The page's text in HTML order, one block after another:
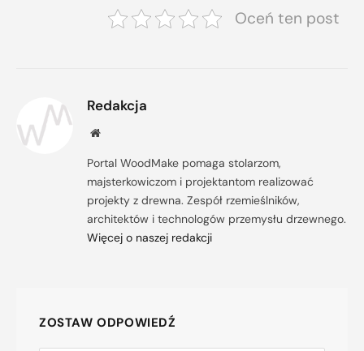
Oceń ten post
Redakcja
Strona
Portal WoodMake pomaga stolarzom,
majsterkowiczom i projektantom realizować
projekty z drewna. Zespół rzemieślników,
architektów i technologów przemysłu drzewnego.
Więcej o naszej redakcji
ZOSTAW ODPOWIEDŹ